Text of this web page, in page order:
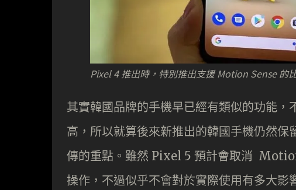
Pixel 4 推出時，特別推出支援 Motion Sense 的
其實韓國品牌的手機早已經有類似的功能
高，所以就算後來新推出的韓國手機仍然
傳的重點。雖然 Pixel 5 預計會取消
操作，不過似乎不會對於實際使用有多大